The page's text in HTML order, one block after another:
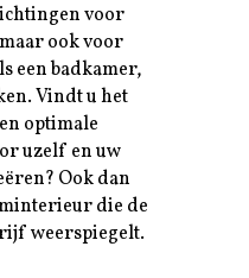
voor
ook voor
een badkamer,
Vindt u het
optimale
uzelf en uw
Ook dan
die de
weerspiegelt.